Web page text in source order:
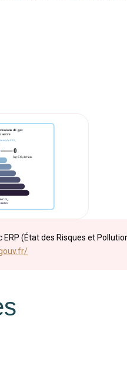
(État des Risques et